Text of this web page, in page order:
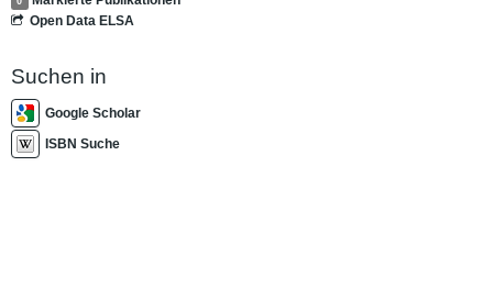
Open Data ELSA
Suchen in
Google Scholar
ISBN Suche